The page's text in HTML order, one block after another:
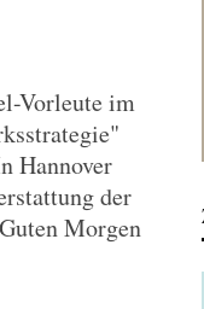
Vorleute im
Hannover
der
Morgen